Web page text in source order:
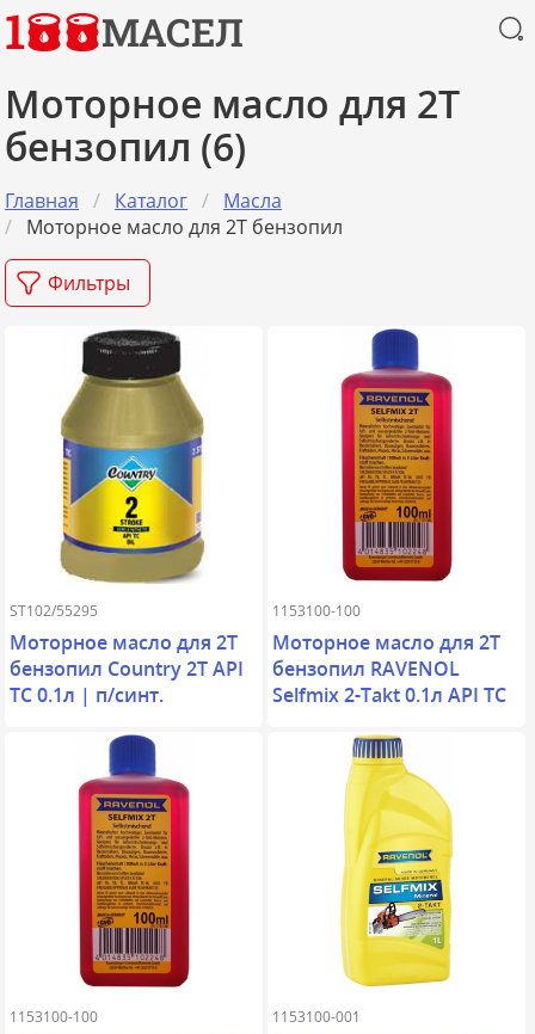
1
МАСЕЛ
Моторное масло для 2Т
бензопил (6)
Главная Каталог
Масла
Моторное масло для 2Т бензопил
Фильтры
ST102/55295
Моторное масло для 2Т
бензопил Country 2T API
TC 0.1л | п/синт.
1153100-100
Моторное масло для 2Т
бензопил RAVENOL
Selfmix 2-Takt 0.1л API TC
1153100-100 1153100-001